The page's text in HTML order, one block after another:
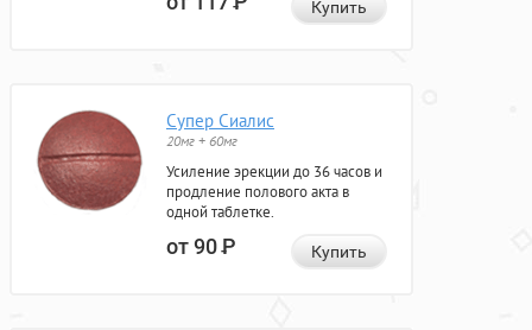
Купить
Супер Сиалис
20мг + 60мг
Усиление эрекции до 36 часов и
продление полового акта в
одной таблетке.
от 90Р Купить